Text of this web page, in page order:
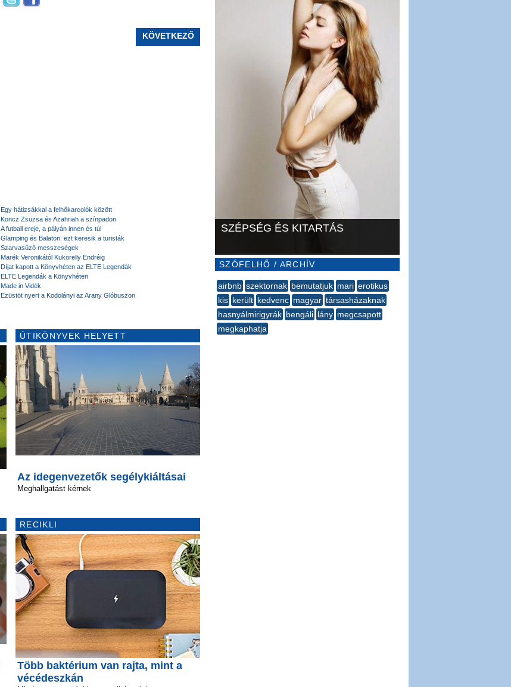
KÖVETKEZŐ
Egy hátizsákkal a felhőkarcolók között
Koncz Zsuzsa és Azahriah a színpadon
A futball ereje, a pályán innen és túl
Glamping és Balaton: ezt keresik a turisták
Szarvasűző messzeségek
Marék Veronikától Kukorelly Endréig
Díjat kapott a Könyvhéten az ELTE Legendák
ELTE Legendák a Könyvhéten
Made in Vidék
Ezüstöt nyert a Kodolányi az Arany Glóbuszon
ÚTIKÖNYVEK HELYETT
Az idegenvezetők segélykiáltásai
Meghallgatást kérnek
RECIKLI
Több baktérium van rajta, mint a
vécédeszkán
SZÉPSÉG ÉS KITARTÁS
SZÓFELHŐ / ARCHÍV
airbnb szektornak bemutatjuk mari erotikus
kis került kedvenc magyar társasházaknak
hasnyálmirigyrák bengáli lány megcsapott
megkaphatja